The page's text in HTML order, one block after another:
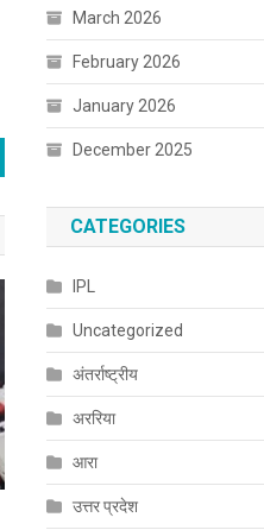
March 2026
February 2026
January 2026
December 2025
CATEGORIES
IPL
Uncategorized
अंतर्राष्ट्रीय
अररिया
आरा
उत्तर प्रदेश